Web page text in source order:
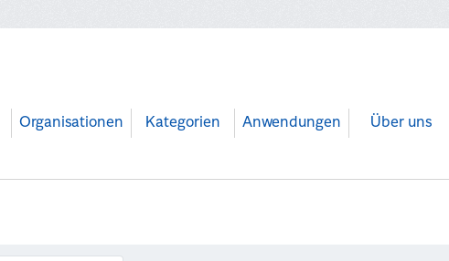
Organisationen Kategorien Anwendungen Über uns